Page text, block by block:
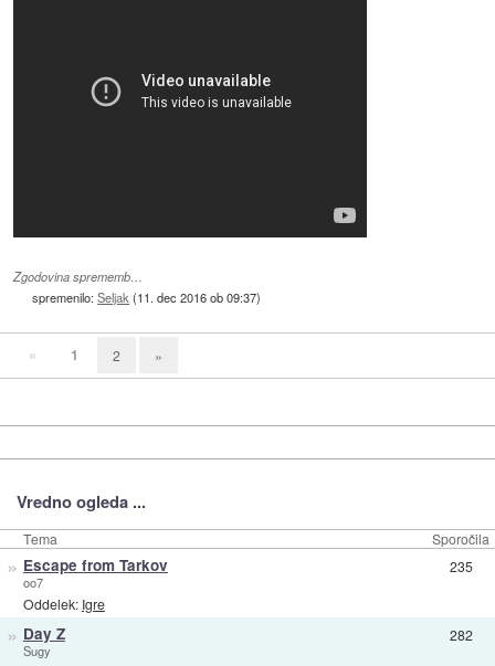
Zgodovina sprememb…
spremenilo:Seljak(11. dec 2016 ob 09:37)
« 1 2 »
Vredno ogleda ...
Tema Sporočila
» Escape from Tarkov
oo7
Oddelek: Igre
235
» Day Z
Sugy
282